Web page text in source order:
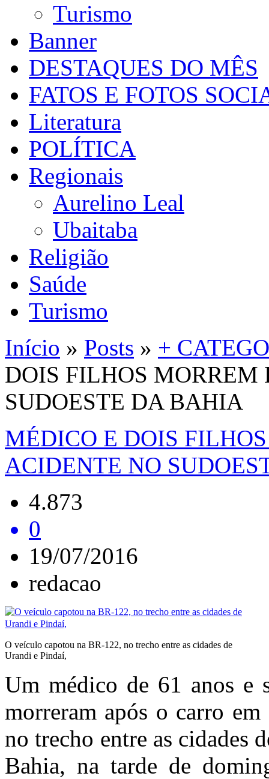
Turismo
Banner
DESTAQUES DO MÊS
FATOS E FOTOS
Literatura
POLÍTICA
Regionais
Aurelino Leal
Ubaitaba
Religião
Saúde
Turismo
Início » Posts » +
DOIS FILHOS MORREM
SUDOESTE DA BAHIA
MÉDICO E DOIS
ACIDENTE NO
4.873
0
19/07/2016
redacao
O veículo capotou na BR-122, no trecho entre as cidades de
Urandi e Pindaí,
Um médico de 61 anos e
morreram após o carro
no trecho entre as cidades
Bahia, na tarde de